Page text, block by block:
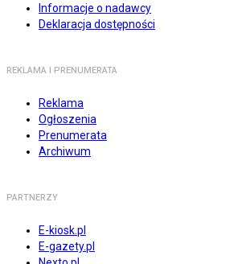
Informacje o nadawcy
Deklaracja dostępności
REKLAMA I PRENUMERATA
Reklama
Ogłoszenia
Prenumerata
Archiwum
PARTNERZY
E-kiosk.pl
E-gazety.pl